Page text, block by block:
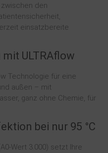
den
einsatzbereite
ULTRAflow
Technologie für eine
außen – mit
ganz ohne Chemie, für
bei nur 95 °C
Wert 3.000) setzt Ihre